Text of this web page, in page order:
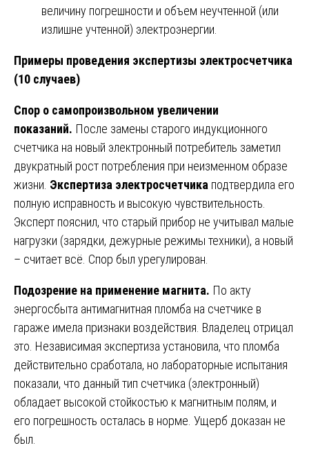
величину погрешности и объем неучтенной (или
излишне учтенной) электроэнергии.
Примеры проведения экспертизы электросчетчика
(10 случаев)
Спор о самопроизвольном увеличении
показаний. После замены старого индукционного
счетчика на новый электронный потребитель заметил
двукратный рост потребления при неизменном образе
жизни. Экспертиза электросчетчика подтвердила его
полную исправность и высокую чувствительность.
Эксперт пояснил, что старый прибор не учитывал малые
нагрузки (зарядки, дежурные режимы техники), а новый
– считает всё. Спор был урегулирован.
Подозрение на применение магнита. По акту
энергосбыта антимагнитная пломба на счетчике в
гараже имела признаки воздействия. Владелец отрицал
это. Независимая экспертиза установила, что пломба
действительно сработала, но лабораторные испытания
показали, что данный тип счетчика (электронный)
обладает высокой стойкостью к магнитным полям, и
его погрешность осталась в норме. Ущерб доказан не
был.